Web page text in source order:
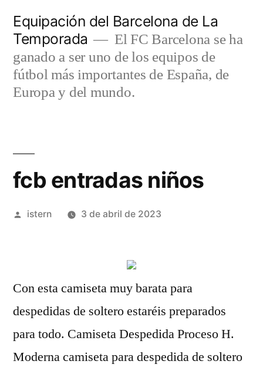
contenido
Equipación del Barcelona de La
Temporada
El FC Barcelona se ha
ganado a ser uno de los equipos de
fútbol más importantes de España, de
Europa y del mundo.
fcb entradas niños
Publicado
istern 3 de abril de 2023
Con esta camiseta muy barata para
despedidas de soltero estaréis preparados
para todo. Camiseta Despedida Proceso H.
Moderna camiseta para despedida de soltero